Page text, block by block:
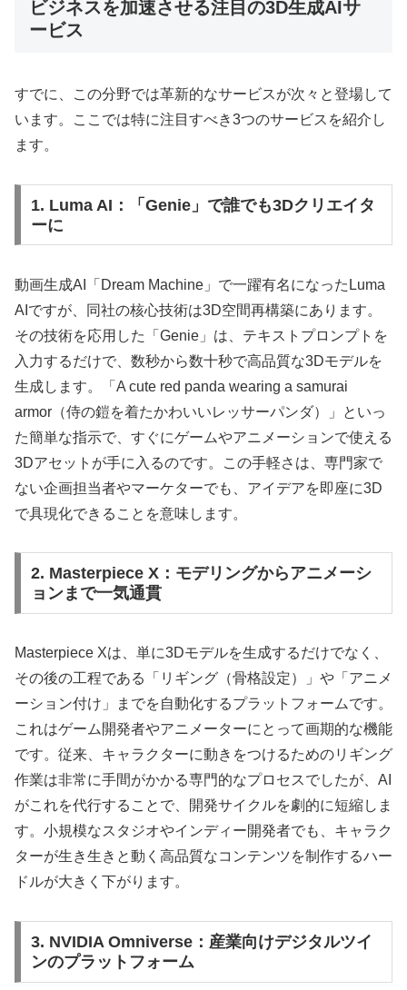
ビジネスを加速させる注目の3D生成AIサ
ービス
すでに、この分野では革新的なサービスが次々と登場して
います。ここでは特に注目すべき3つのサービスを紹介し
ます。
1. Luma AI：「Genie」で誰でも3Dクリエイタ
ーに
動画生成AI「Dream Machine」で一躍有名になったLuma
AIですが、同社の核心技術は3D空間再構築にあります。
その技術を応用した「Genie」は、テキストプロンプトを
入力するだけで、数秒から数十秒で高品質な3Dモデルを
生成します。「A cute red panda wearing a samurai
armor（侍の鎧を着たかわいいレッサーパンダ）」といっ
た簡単な指示で、すぐにゲームやアニメーションで使える
3Dアセットが手に入るのです。この手軽さは、専門家で
ない企画担当者やマーケターでも、アイデアを即座に3D
で具現化できることを意味します。
2. Masterpiece X：モデリングからアニメーシ
ョンまで一気通貫
Masterpiece Xは、単に3Dモデルを生成するだけでなく、
その後の工程である「リギング（骨格設定）」や「アニメ
ーション付け」までを自動化するプラットフォームです。
これはゲーム開発者やアニメーターにとって画期的な機能
です。従来、キャラクターに動きをつけるためのリギング
作業は非常に手間がかかる専門的なプロセスでしたが、AI
がこれを代行することで、開発サイクルを劇的に短縮しま
す。小規模なスタジオやインディー開発者でも、キャラク
ターが生き生きと動く高品質なコンテンツを制作するハー
ドルが大きく下がります。
3. NVIDIA Omniverse：産業向けデジタルツイ
ンのプラットフォーム